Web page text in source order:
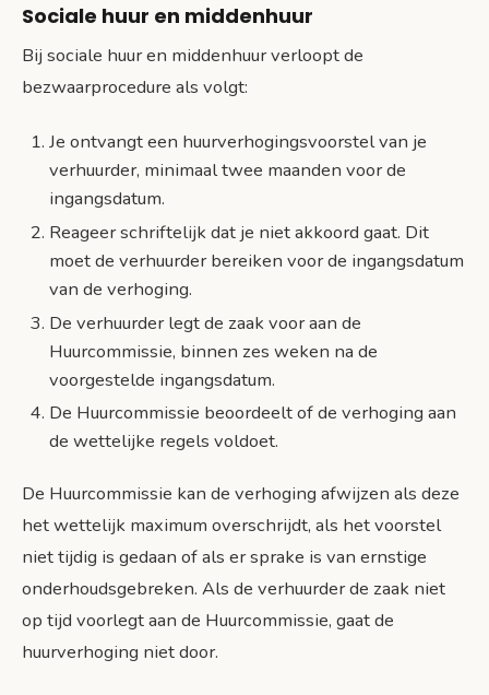
Sociale huur en middenhuur
Bij sociale huur en middenhuur verloopt de
bezwaarprocedure als volgt:
Je ontvangt een huurverhogingsvoorstel van je
verhuurder, minimaal twee maanden voor de
ingangsdatum.
Reageer schriftelijk dat je niet akkoord gaat. Dit
moet de verhuurder bereiken voor de ingangsdatum
van de verhoging.
De verhuurder legt de zaak voor aan de
Huurcommissie, binnen zes weken na de
voorgestelde ingangsdatum.
De Huurcommissie beoordeelt of de verhoging aan
de wettelijke regels voldoet.
De Huurcommissie kan de verhoging afwijzen als deze
het wettelijk maximum overschrijdt, als het voorstel
niet tijdig is gedaan of als er sprake is van ernstige
onderhoudsgebreken. Als de verhuurder de zaak niet
op tijd voorlegt aan de Huurcommissie, gaat de
huurverhoging niet door.